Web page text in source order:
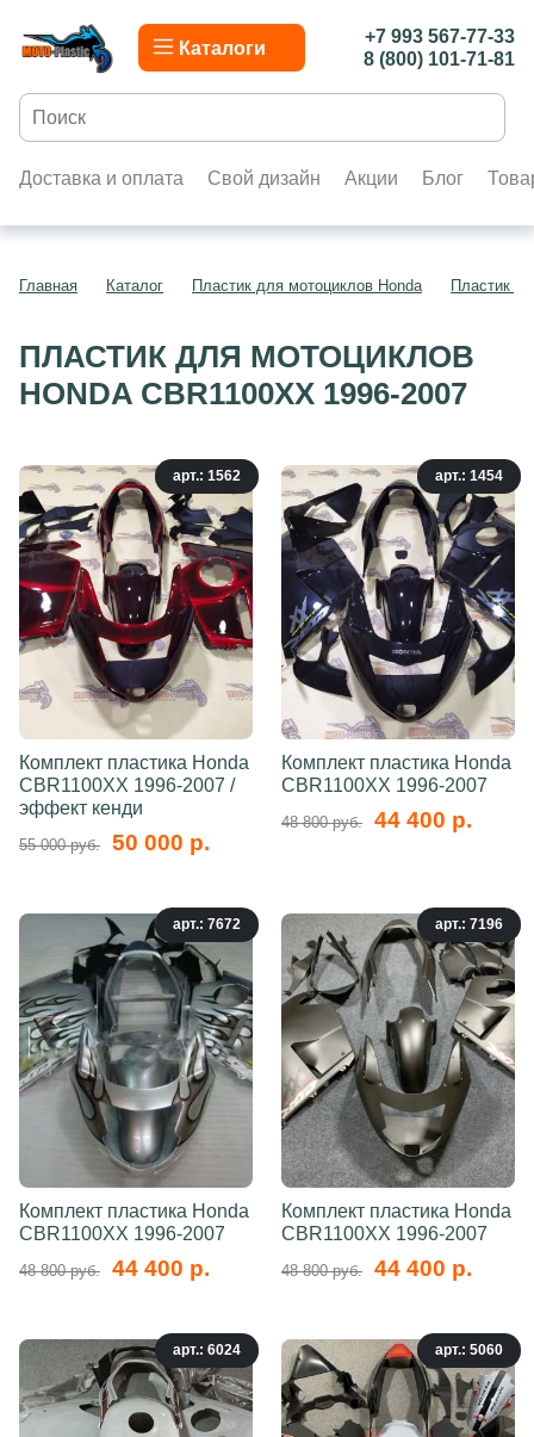
Каталоги
+7 993 567-77-33
8 (800) 101-71-81
Доставка и оплата Свой дизайн Акции Блог
Главная Каталог Пластик для мотоциклов Honda Пластик
ПЛАСТИК ДЛЯ МОТОЦИКЛОВ
HONDA CBR1100XX 1996-2007
арт.: 1562
Комплект пластика Honda
CBR1100XX 1996-2007 /
эффект кенди
55 000 руб. 50 000 р.
арт.: 1454
Комплект пластика Honda
CBR1100XX 1996-2007
48 800 руб. 44 400 р.
арт.: 7672
Комплект пластика Honda
CBR1100XX 1996-2007
48 800 руб. 44 400 р.
арт.: 7196
Комплект пластика Honda
CBR1100XX 1996-2007
48 800 руб. 44 400 р.
арт.: 6024 арт.: 5060